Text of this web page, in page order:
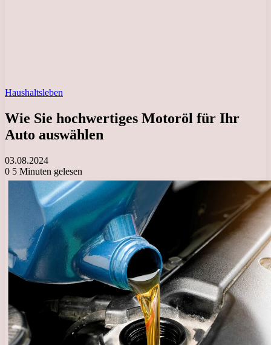
Haushaltsleben
Wie Sie hochwertiges Motoröl für Ihr
Auto auswählen
03.08.2024
0 5 Minuten gelesen